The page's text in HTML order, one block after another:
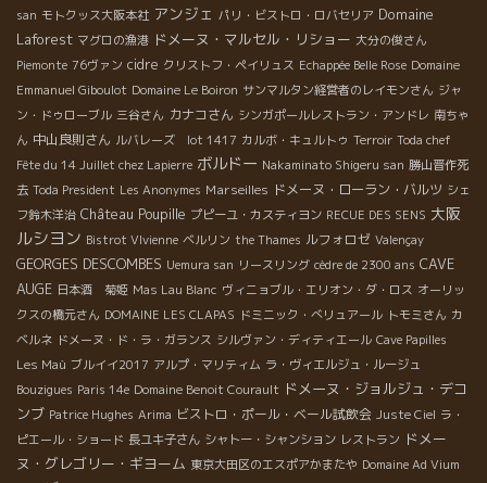
san モトクッス大阪本社 アンジェ パリ・ビストロ・ロバセリア Domaine
Laforest マグロの漁港 ドメーヌ・マルセル・リショー 大分の俊さん
Piemonte 76ヴァン cidre クリストフ・ペイリュス Echappée Belle Rose Domaine
Emmanuel Giboulot Domaine Le Boiron サンマルタン経営者のレイモンさん ジャ
ン・ドゥローブル 三谷さん カナコさん シンガポールレストラン・アンドレ 南ちゃ
ん 中山良則さん ルバレーズ lot 1417 カルボ・キュルトゥ Terroir Toda chef
Fête du 14 Juillet chez Lapierre ボルドー Nakaminato Shigeru san 勝山晋作死
去 Toda President Les Anonymes Marseilles ドメーヌ・ローラン・バルツ シェ
フ鈴木洋治 Château Poupille プピーユ・カスティヨン RECUE DES SENS 大阪
ルシヨン Bistrot VIvienne ベルリン the Thames ルフォロゼ Valençay
GEORGES DESCOMBES Uemura san リースリング cèdre de 2300 ans CAVE
AUGE 日本酒 菊姫 Mas Lau Blanc ヴィニョブル・エリオン・ダ・ロス オーリッ
クスの橋元さん DOMAINE LES CLAPAS ドミニック・べリュアール トモミさん カ
ベルネ ドメーヌ・ド・ラ・ガランス シルヴァン・ディティエール Cave Papilles
Les Maù ブルイイ2017 アルプ・マリティム ラ・ヴィエルジュ・ルージュ
Bouzigues Paris 14e Domaine Benoit Courault ドメーヌ・ジョルジュ・デコ
ンブ Patrice Hughes Arima ビストロ・ポール・ベール試飲会 Juste Ciel ラ・
ピエール・ショード 長ユキ子さん シャトー・シャンション レストラン ドメー
ヌ・グレゴリー・ギヨーム 東京大田区のエスポアかまたや Domaine Ad Vium